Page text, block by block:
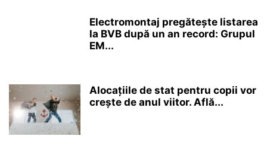
Electromontaj pregătește listarea
la BVB după un an record: Grupul
EM...
Alocațiile de stat pentru copii vor
crește de anul viitor. Află...